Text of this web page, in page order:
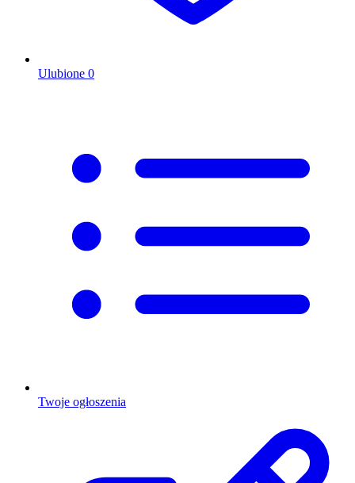
Ulubione 0
Twoje ogłoszenia